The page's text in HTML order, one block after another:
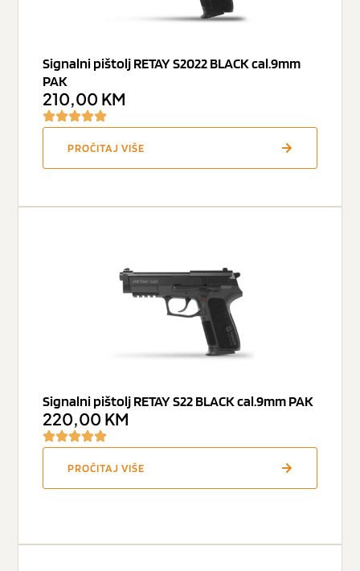
Signalni pištolj RETAY S2022 BLACK cal.9mm
PAK
210,00 KM
PROČITAJ VIŠE
Signalni pištolj RETAY S22 BLACK cal.9mm PAK
220,00 KM
PROČITAJ VIŠE